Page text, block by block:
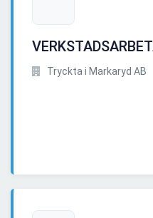
Tryckta i Markaryd AB